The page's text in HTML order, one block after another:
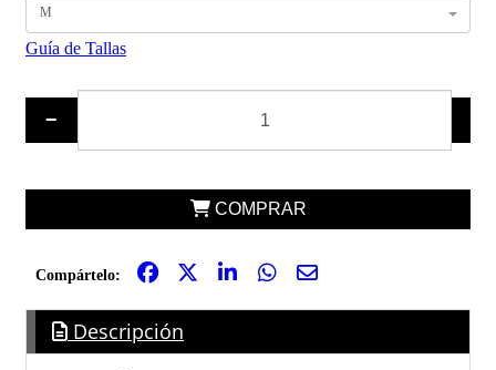
M
Guía de Tallas
−
COMPRAR
Compártelo:
Descripción